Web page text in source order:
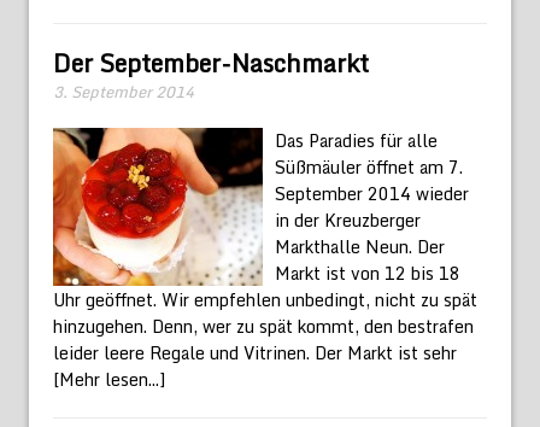
Der September-Naschmarkt
3. September 2014
Das Paradies für alle
Süßmäuler öffnet am 7.
September 2014 wieder
in der Kreuzberger
Markthalle Neun. Der
Markt ist von 12 bis 18
Uhr geöffnet. Wir empfehlen unbedingt, nicht zu spät
hinzugehen. Denn, wer zu spät kommt, den bestrafen
leider leere Regale und Vitrinen. Der Markt ist sehr
[Mehr lesen...]